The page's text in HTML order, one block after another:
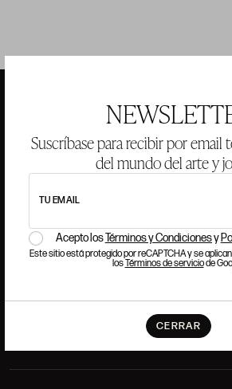
Suscríbase para recibir por email
del mundo del arte y
TU EMAIL
Acepto losTérminos y Condicionesy
Este sitio está protegido por reCAPTCHA y se
losTérminos de serviciode
CERRAR
ANSORENA
EQUIPO
JOYERÍA
GALERÍA
SUBASTAS
PREGUNTAS FRECUENTES